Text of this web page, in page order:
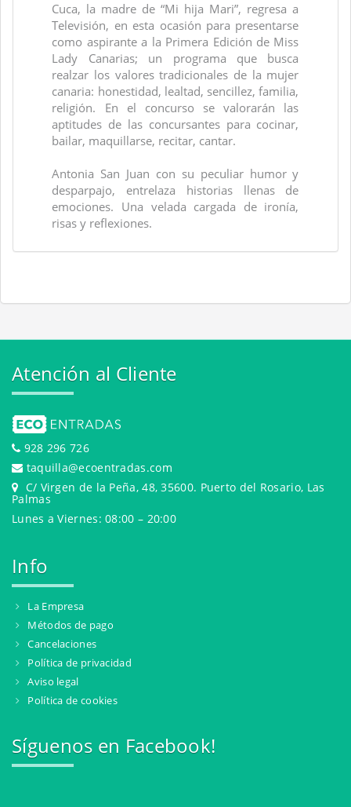
Cuca, la madre de “Mi hija Mari”, regresa a
Televisión, en esta ocasión para presentarse
como aspirante a la Primera Edición de Miss
Lady Canarias; un programa que busca
realzar los valores tradicionales de la mujer
canaria: honestidad, lealtad, sencillez, familia,
religión. En el concurso se valorarán las
aptitudes de las concursantes para cocinar,
bailar, maquillarse, recitar, cantar.
Antonia San Juan con su peculiar humor y
desparpajo, entrelaza historias llenas de
emociones. Una velada cargada de ironía,
risas y reflexiones.
Atención al Cliente
928 296 726
taquilla@ecoentradas.com
C/ Virgen de la Peña, 48, 35600. Puerto del Rosario, Las
Palmas
Lunes a Viernes: 08:00 – 20:00
Info
La Empresa
Métodos de pago
Cancelaciones
Política de privacidad
Aviso legal
Política de cookies
Síguenos en Facebook!